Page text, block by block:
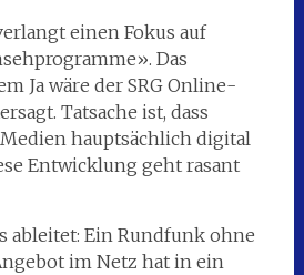
einen Fokus auf
Das
Ja wäre der SRG Online-
Tatsache ist, dass
hauptsächlich digital
Entwicklung geht rasant
ableitet: Ein Rundfunk ohne
im Netz hat in ein